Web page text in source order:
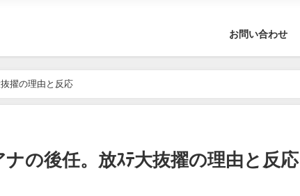
お問い合わせ
擢の理由と反応
の後任。放ｽﾃ大抜擢の理由と反応